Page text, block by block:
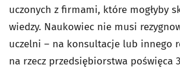
uczonych z firmami, które mogłyby
wiedzy. Naukowiec nie musi
uczelni – na konsultacje lub innego
na rzecz przedsiębiorstwa poświęca